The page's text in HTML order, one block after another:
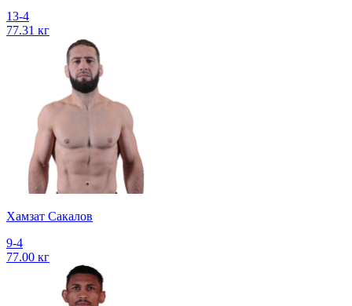
13-4
77.31 кг
Хамзат Сакалов
9-4
77.00 кг